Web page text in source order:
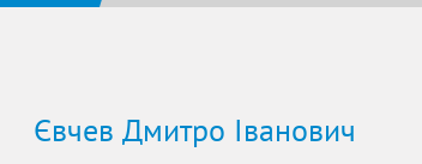
Євчев Дмитро Іванович